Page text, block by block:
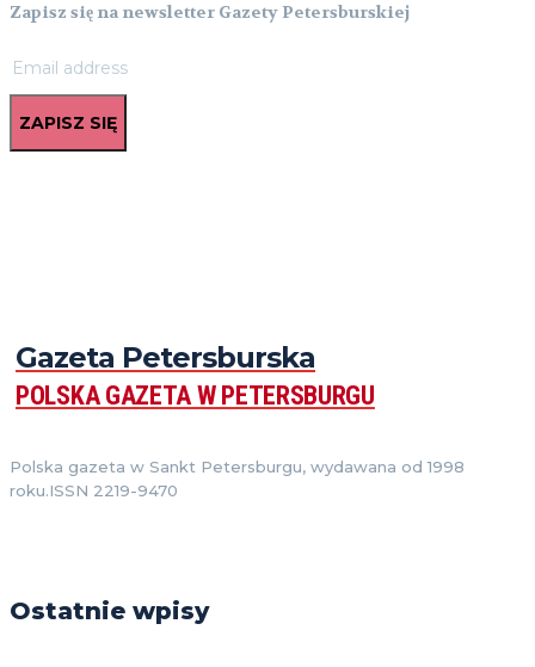
Zapisz się na newsletter Gazety Petersburskiej
ZAPISZ SIĘ
Gazeta Petersburska
POLSKA GAZETA W PETERSBURGU
Polska gazeta w Sankt Petersburgu, wydawana od 1998
roku.ISSN 2219-9470
Ostatnie wpisy